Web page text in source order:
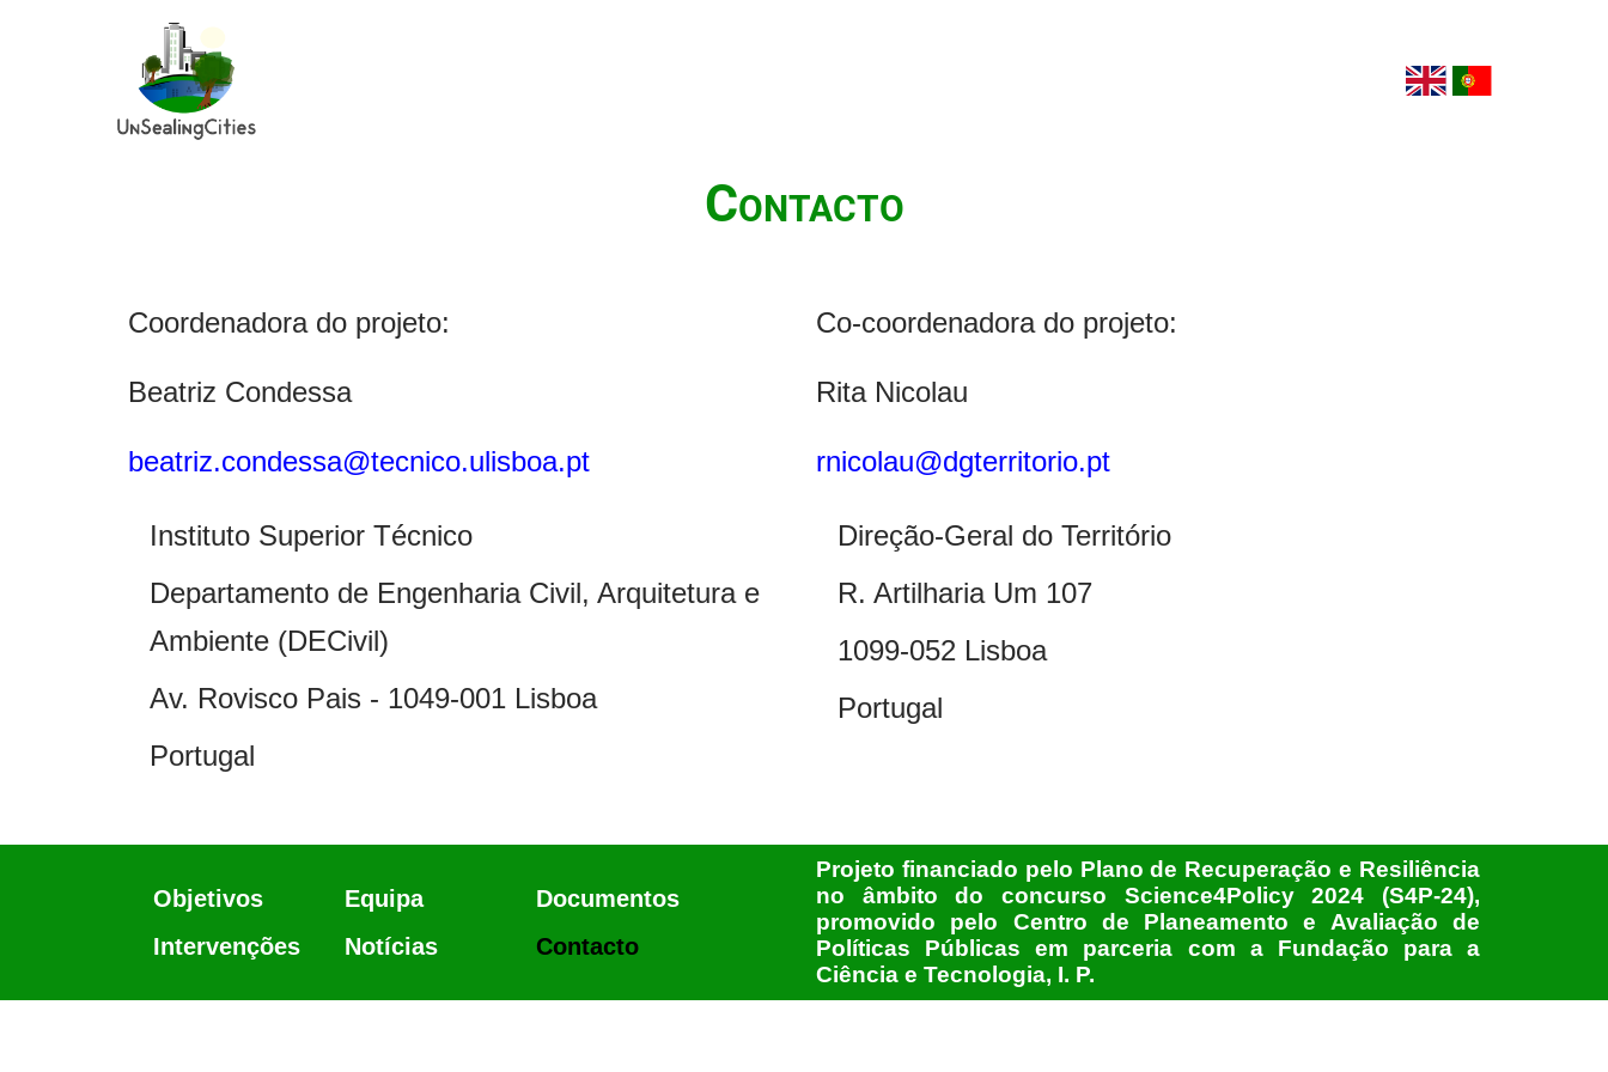
Contacto
Coordenadora do projeto:
Beatriz Condessa
beatriz.condessa@tecnico.ulisboa.pt
Instituto Superior Técnico
Departamento de Engenharia Civil, Arquitetura e
Ambiente (DECivil)
Av. Rovisco Pais - 1049-001 Lisboa
Portugal
Co-coordenadora do projeto:
Rita Nicolau
rnicolau@dgterritorio.pt
Direção-Geral do Território
R. Artilharia Um 107
1099-052 Lisboa
Portugal
Main
navigation
Objetivos Equipa
Documentos
Intervenções
Notícias Contacto
Projeto financiado pelo Plano de Recuperação e Resiliência
no âmbito do concurso Science4Policy 2024 (S4P-24),
promovido pelo Centro de Planeamento e Avaliação de
Políticas Públicas em parceria com a Fundação para a
Ciência e Tecnologia, I. P.